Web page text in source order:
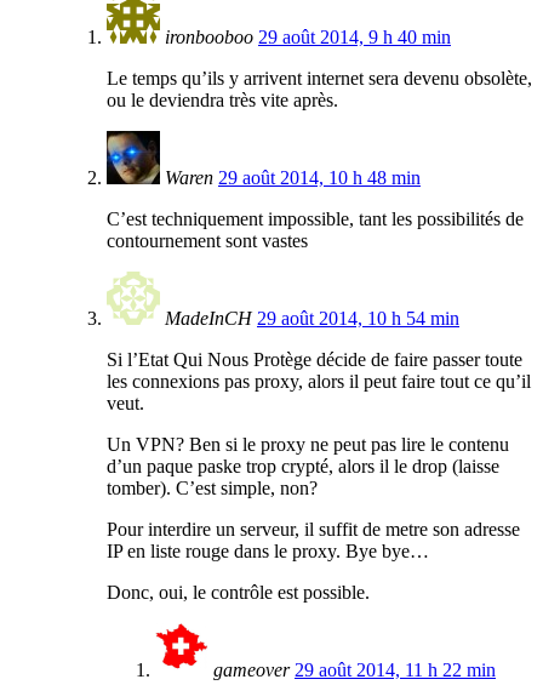
ironbooboo 29 août 2014, 9 h 40 min
Le temps qu’ils y arrivent internet sera devenu obsolète,
ou le deviendra très vite après.
Waren 29 août 2014, 10 h 48 min
C’est techniquement impossible, tant les possibilités de
contournement sont vastes
MadeInCH 29 août 2014, 10 h 54 min
Si l’Etat Qui Nous Protège décide de faire passer toute
les connexions pas proxy, alors il peut faire tout ce qu’il
veut.
Un VPN? Ben si le proxy ne peut pas lire le contenu
d’un paque paske trop crypté, alors il le drop (laisse
tomber). C’est simple, non?
Pour interdire un serveur, il suffit de metre son adresse
IP en liste rouge dans le proxy. Bye bye…
Donc, oui, le contrôle est possible.
gameover 29 août 2014, 11 h 22 min